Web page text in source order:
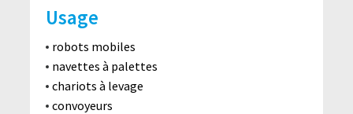
Usage
robots mobiles
navettes à palettes
chariots à levage
convoyeurs